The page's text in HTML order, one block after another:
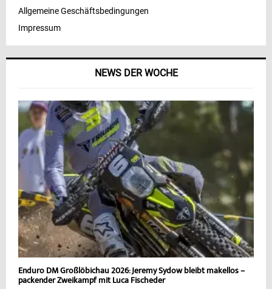
NEWS DER WOCHE
Enduro DM Großlöbichau 2026: Jeremy Sydow bleibt makellos –
packender Zweikampf mit Luca Fischeder
Allgemeine Geschäftsbedingungen
Impressum